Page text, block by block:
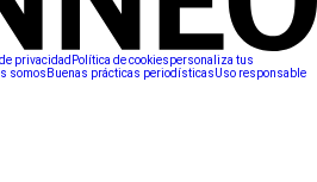
privacidad Política de cookiespersonaliza tus
somos Buenas prácticas periodísticasUso responsable